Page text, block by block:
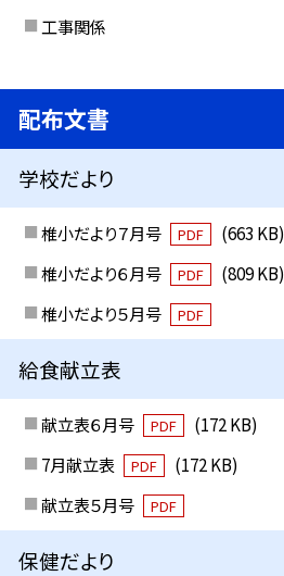
工事関係
配布文書
学校だより
椎小だより７月号 PDF
(663 KB)
椎小だより６月号
PDF
(809 KB)
椎小だより５月号
PDF
給食献立表
献立表６月号 PDF
(172 KB)
7月献立表
PDF
(172 KB)
献立表５月号
PDF
保健だより